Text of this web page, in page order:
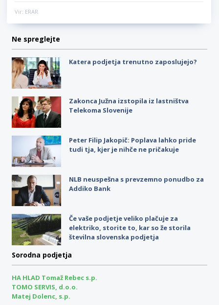
Vir: ERAR
Ne spreglejte
Katera podjetja trenutno zaposlujejo?
Zakonca Južna izstopila iz lastništva
Telekoma Slovenije
Peter Filip Jakopič: Poplava lahko pride
tudi tja, kjer je nihče ne pričakuje
NLB neuspešna s prevzemno ponudbo za
Addiko Bank
Če vaše podjetje veliko plačuje za
elektriko, storite to, kar so že storila
številna slovenska podjetja
Sorodna podjetja
HA HLAD Tomaž Rebec s.p.
TOMO SERVIS, d.o.o.
Matej Dolenc, s.p.